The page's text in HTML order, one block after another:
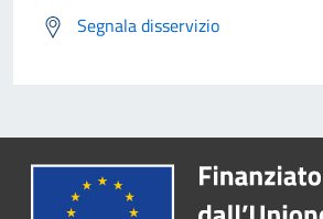
Segnala disservizio